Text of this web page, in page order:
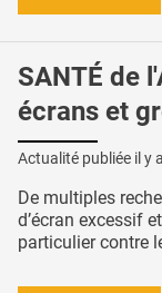
SANTÉ de
écrans et
Actualité publiée il y a
De multiples
d’écran excessif
particulier contre